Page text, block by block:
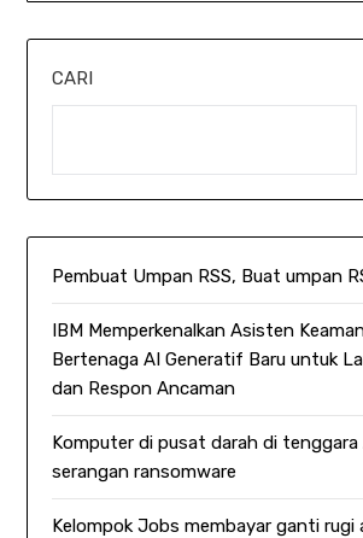
CARI
Pembuat Umpan RSS, Buat umpan
IBM Memperkenalkan Asisten
Bertenaga AI Generatif Baru untuk
dan Respon Ancaman
Komputer di pusat darah di tenggara
serangan ransomware
Kelompok Jobs membayar ganti rugi